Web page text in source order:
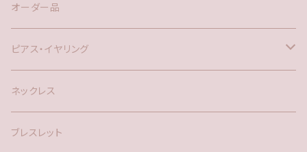
オーダー品
ピアス・イヤリング
silver925
アメリカン
ネックレス
ブレスレット